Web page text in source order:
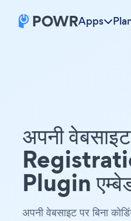
Apps
अपनी
Plugin
अपनी वेबसाइट पर बिना